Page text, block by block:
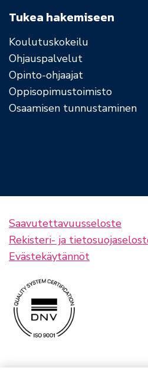
Tukea hakemiseen
Koulutuskokeilu
Ohjauspalvelut
Opinto-ohjaajat
Oppisopimustoimisto
Osaamisen tunnustaminen
Saavutettavuusseloste
Rekisteri- ja
Evästekäytännöt